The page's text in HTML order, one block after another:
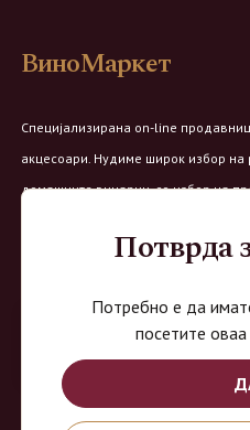
ВиноМаркет
Специјализирана on-line
акцесоари. Нудиме широк избор на
домашните винарии, со избор на
Продавница на Вино
Потврда
Потребно е да
посетите